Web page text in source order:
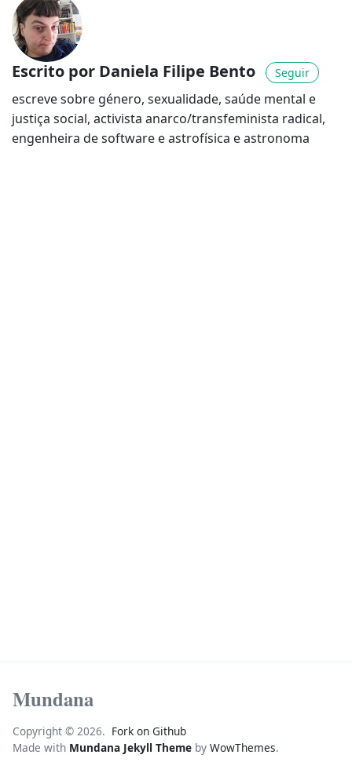
Escrito por Daniela Filipe Bento Seguir
escreve sobre género, sexualidade, saúde mental e
justiça social, activista anarco/transfeminista radical,
engenheira de software e astrofísica e astronoma
Mundana
Copyright © 2026. Fork on Github
Made with Mundana Jekyll Theme by WowThemes.